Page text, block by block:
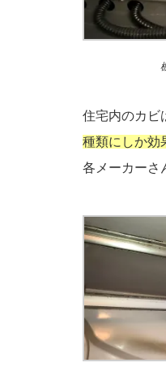
住宅内のカビ
種類にしか効
各メーカーさ